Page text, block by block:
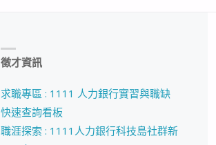
徵才資訊
求職專區 : 1111 人力銀行實習與職缺
快速查詢看板
職涯探索 : 1111人力銀行科技島社群新